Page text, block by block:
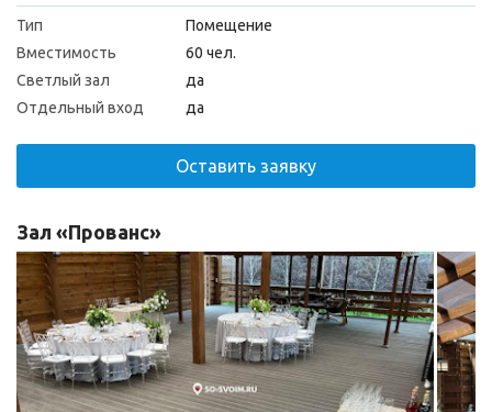
Тип
Помещение
Вместимость
60 чел.
Светлый зал
да
Отдельный вход
да
Оставить заявку
Зал «Прованс»